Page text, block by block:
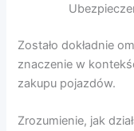
Zostało dokładnie
znaczenie w
zakupu pojazdów.
Zrozumienie, jak